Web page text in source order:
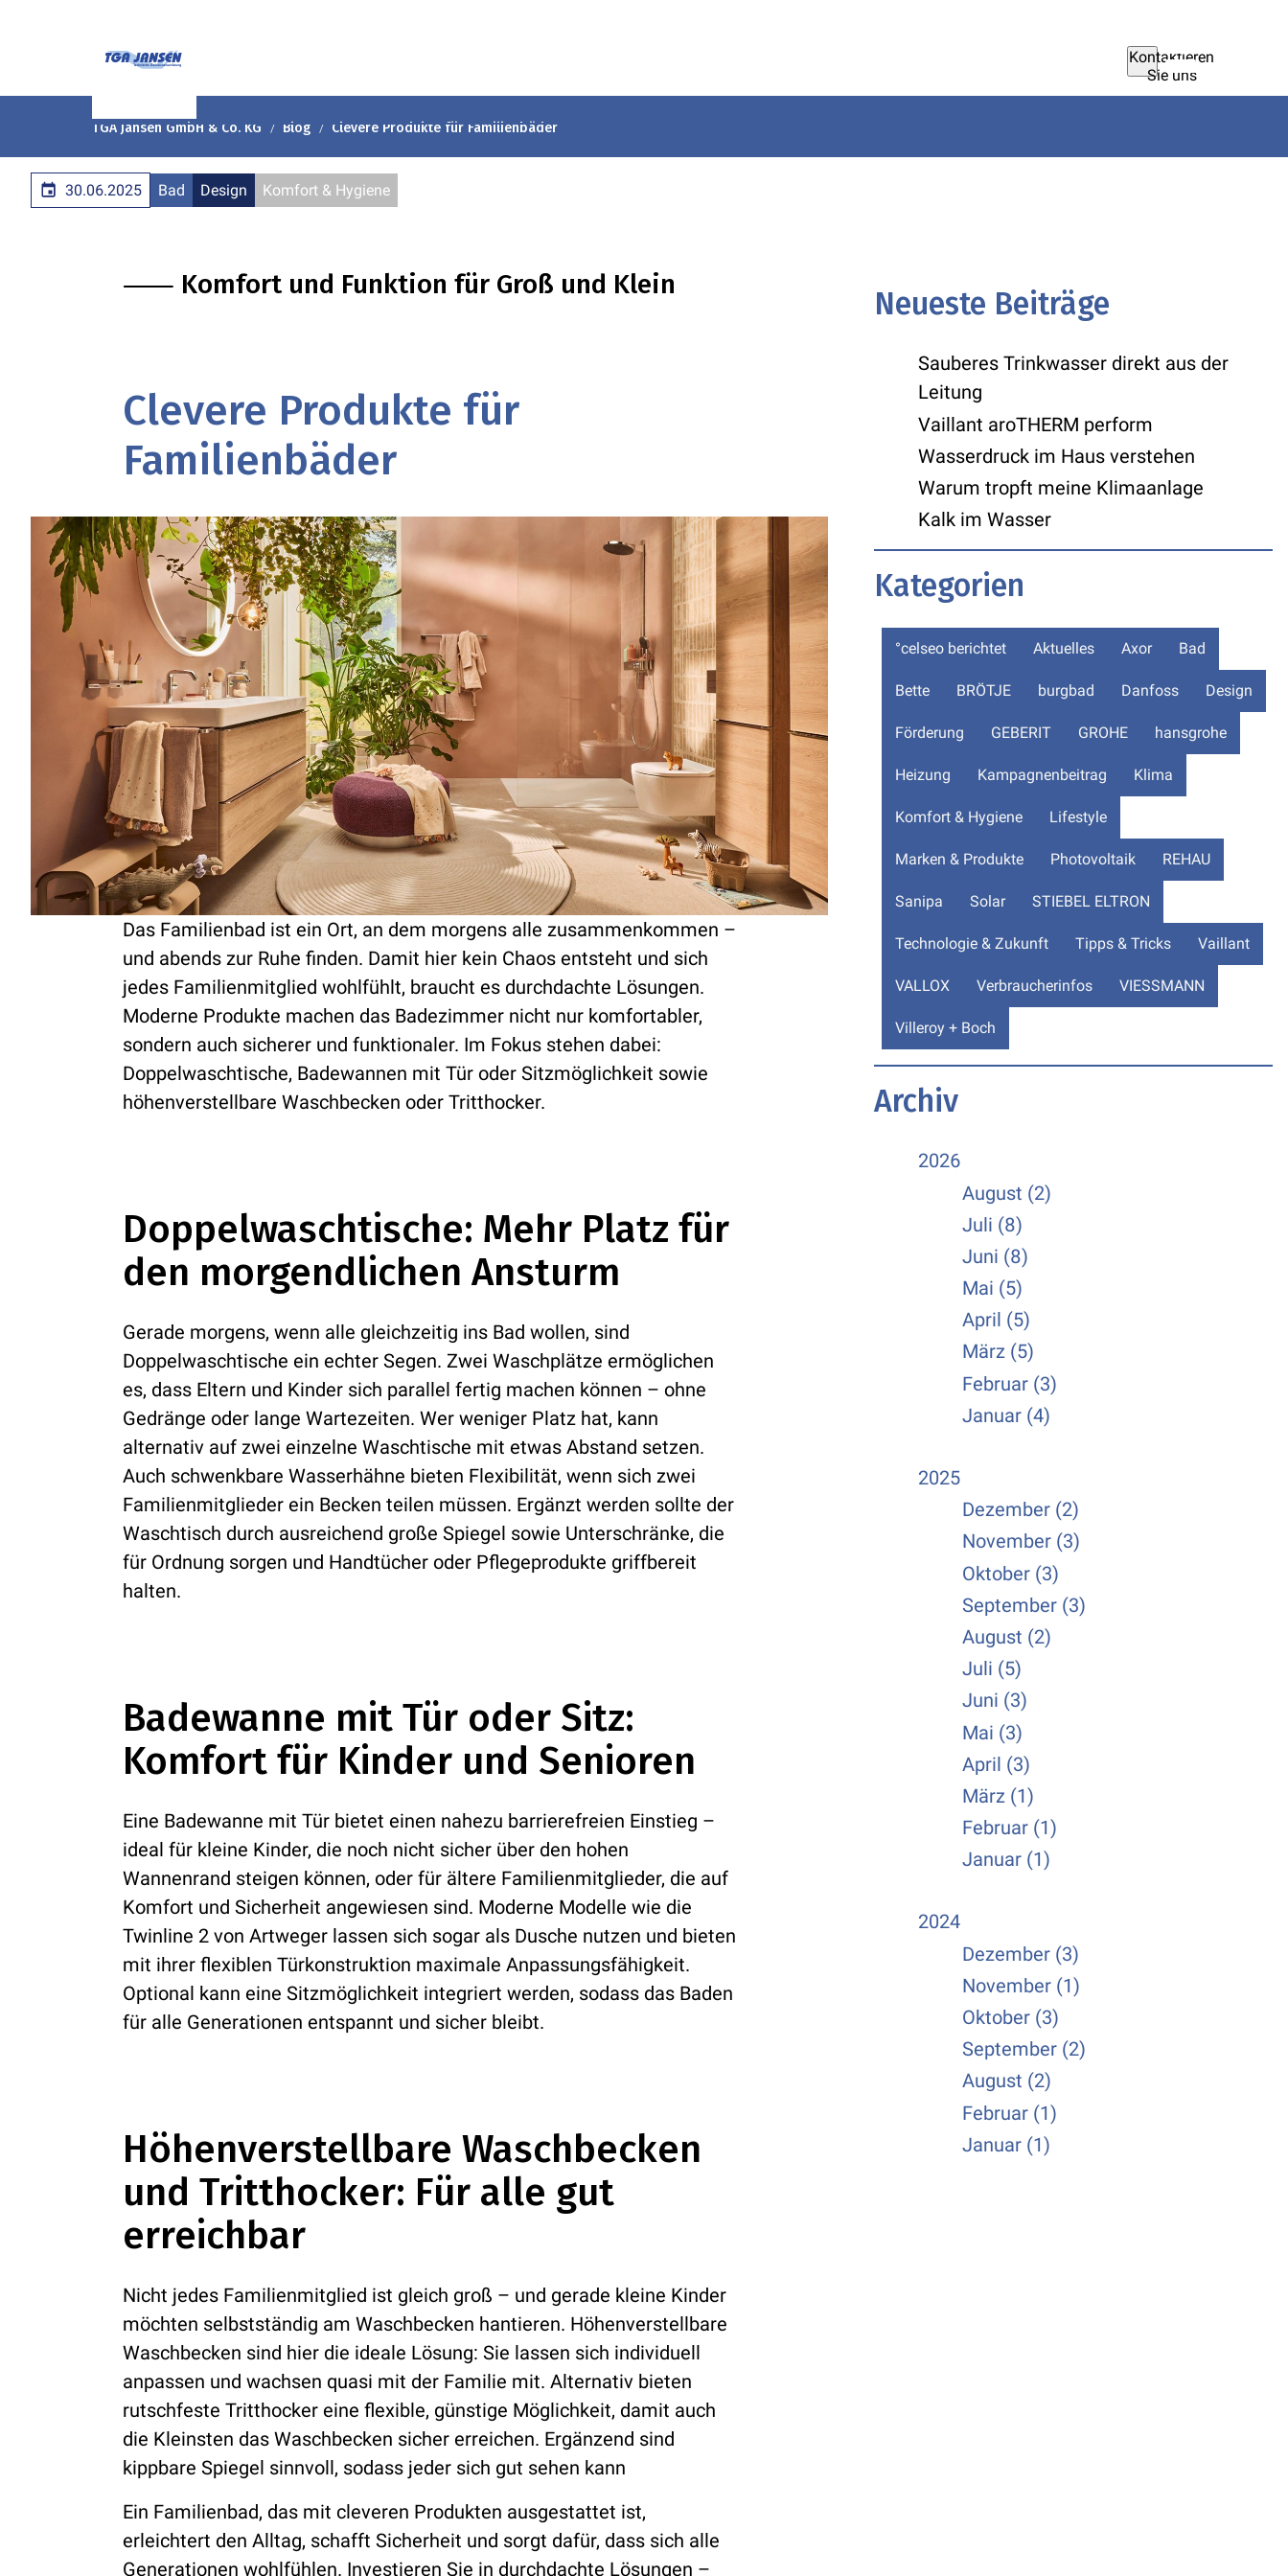
Kontaktieren
Sie uns
TGA Jansen GmbH & Co. KG Blog Clevere Produkte für Familienbäder
30.06.2025 Bad Design Komfort & Hygiene
⸺ Komfort und Funktion für Groß und Klein
Clevere Produkte für
Familienbäder
Das Familienbad ist ein Ort, an dem morgens alle zusammenkommen –
und abends zur Ruhe finden. Damit hier kein Chaos entsteht und sich
jedes Familienmitglied wohlfühlt, braucht es durchdachte Lösungen.
Moderne Produkte machen das Badezimmer nicht nur komfortabler,
sondern auch sicherer und funktionaler. Im Fokus stehen dabei:
Doppelwaschtische, Badewannen mit Tür oder Sitzmöglichkeit sowie
höhenverstellbare Waschbecken oder Tritthocker.
Doppelwaschtische: Mehr Platz für
den morgendlichen Ansturm
Gerade morgens, wenn alle gleichzeitig ins Bad wollen, sind
Doppelwaschtische ein echter Segen. Zwei Waschplätze ermöglichen
es, dass Eltern und Kinder sich parallel fertig machen können – ohne
Gedränge oder lange Wartezeiten. Wer weniger Platz hat, kann
alternativ auf zwei einzelne Waschtische mit etwas Abstand setzen.
Auch schwenkbare Wasserhähne bieten Flexibilität, wenn sich zwei
Familienmitglieder ein Becken teilen müssen. Ergänzt werden sollte der
Waschtisch durch ausreichend große Spiegel sowie Unterschränke, die
für Ordnung sorgen und Handtücher oder Pflegeprodukte griffbereit
halten.
Badewanne mit Tür oder Sitz:
Komfort für Kinder und Senioren
Eine Badewanne mit Tür bietet einen nahezu barrierefreien Einstieg –
ideal für kleine Kinder, die noch nicht sicher über den hohen
Wannenrand steigen können, oder für ältere Familienmitglieder, die auf
Komfort und Sicherheit angewiesen sind. Moderne Modelle wie die
Twinline 2 von Artweger lassen sich sogar als Dusche nutzen und bieten
mit ihrer flexiblen Türkonstruktion maximale Anpassungsfähigkeit.
Optional kann eine Sitzmöglichkeit integriert werden, sodass das Baden
für alle Generationen entspannt und sicher bleibt.
Höhenverstellbare Waschbecken
und Tritthocker: Für alle gut
erreichbar
Nicht jedes Familienmitglied ist gleich groß – und gerade kleine Kinder
möchten selbstständig am Waschbecken hantieren. Höhenverstellbare
Waschbecken sind hier die ideale Lösung: Sie lassen sich individuell
anpassen und wachsen quasi mit der Familie mit. Alternativ bieten
rutschfeste Tritthocker eine flexible, günstige Möglichkeit, damit auch
die Kleinsten das Waschbecken sicher erreichen. Ergänzend sind
kippbare Spiegel sinnvoll, sodass jeder sich gut sehen kann
Ein Familienbad, das mit cleveren Produkten ausgestattet ist,
erleichtert den Alltag, schafft Sicherheit und sorgt dafür, dass sich alle
Generationen wohlfühlen. Investieren Sie in durchdachte Lösungen –
Neueste Beiträge
Sauberes Trinkwasser direkt aus der
Leitung
Vaillant aroTHERM perform
Wasserdruck im Haus verstehen
Warum tropft meine Klimaanlage
Kalk im Wasser
Kategorien
°celseo berichtet Aktuelles Axor Bad
Bette BRÖTJE burgbad Danfoss Design
Förderung GEBERIT GROHE hansgrohe
Heizung Kampagnenbeitrag Klima
Komfort & Hygiene Lifestyle
Marken & Produkte Photovoltaik REHAU
Sanipa Solar STIEBEL ELTRON
Technologie & Zukunft Tipps & Tricks Vaillant
VALLOX Verbraucherinfos VIESSMANN
Villeroy + Boch
Archiv
2026
August (2)
Juli (8)
Juni (8)
Mai (5)
April (5)
März (5)
Februar (3)
Januar (4)
2025
Dezember (2)
November (3)
Oktober (3)
September (3)
August (2)
Juli (5)
Juni (3)
Mai (3)
April (3)
März (1)
Februar (1)
Januar (1)
2024
Dezember (3)
November (1)
Oktober (3)
September (2)
August (2)
Februar (1)
Januar (1)